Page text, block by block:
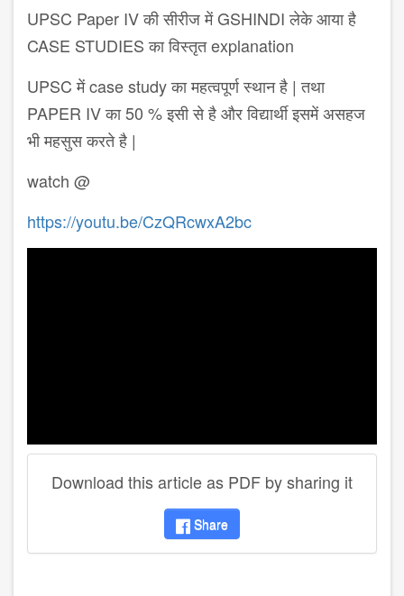
UPSC Paper IV की सीरीज में GSHINDI लेके आया है
CASE STUDIES का विस्तृत explanation
UPSC में case study का महत्वपूर्ण स्थान है | तथा
PAPER IV का 50 % इसी से है और विद्यार्थी इसमें असहज
भी महसुस करते है |
watch @
https://youtu.be/CzQRcwxA2bc
Download this article as PDF by sharing it
Share